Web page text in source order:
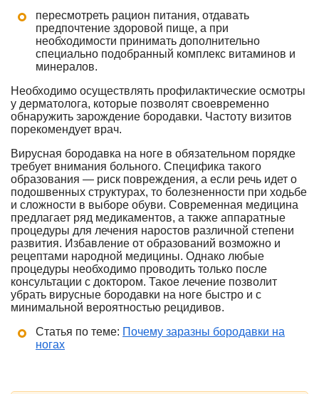
пересмотреть рацион питания, отдавать
предпочтение здоровой пище, а при
необходимости принимать дополнительно
специально подобранный комплекс витаминов и
минералов.
Необходимо осуществлять профилактические осмотры
у дерматолога, которые позволят своевременно
обнаружить зарождение бородавки. Частоту визитов
порекомендует врач.
Вирусная бородавка на ноге в обязательном порядке
требует внимания больного. Специфика такого
образования — риск повреждения, а если речь идет о
подошвенных структурах, то болезненности при ходьбе
и сложности в выборе обуви. Современная медицина
предлагает ряд медикаментов, а также аппаратные
процедуры для лечения наростов различной степени
развития. Избавление от образований возможно и
рецептами народной медицины. Однако любые
процедуры необходимо проводить только после
консультации с доктором. Такое лечение позволит
убрать вирусные бородавки на ноге быстро и с
минимальной вероятностью рецидивов.
Статья по теме: Почему заразны бородавки на
ногах